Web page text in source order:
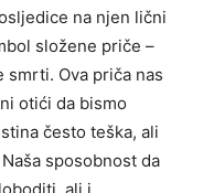
na njen lični
složene priče –
smrti. Ova priča nas
otići da bismo
često teška, ali
sposobnost da
ali i